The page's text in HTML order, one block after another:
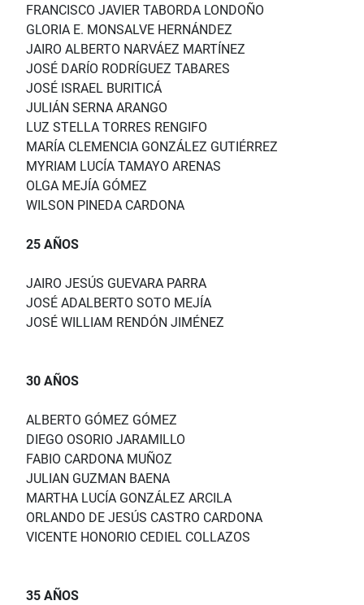
FRANCISCO JAVIER TABORDA LONDOÑO
GLORIA E. MONSALVE HERNÁNDEZ
JAIRO ALBERTO NARVÁEZ MARTÍNEZ
JOSÉ DARÍO RODRÍGUEZ TABARES
JOSÉ ISRAEL BURITICÁ
JULIÁN SERNA ARANGO
LUZ STELLA TORRES RENGIFO
MARÍA CLEMENCIA GONZÁLEZ GUTIÉRREZ
MYRIAM LUCÍA TAMAYO ARENAS
OLGA MEJÍA GÓMEZ
WILSON PINEDA CARDONA
25 AÑOS
JAIRO JESÚS GUEVARA PARRA
JOSÉ ADALBERTO SOTO MEJÍA
JOSÉ WILLIAM RENDÓN JIMÉNEZ
30 AÑOS
ALBERTO GÓMEZ GÓMEZ
DIEGO OSORIO JARAMILLO
FABIO CARDONA MUÑOZ
JULIAN GUZMAN BAENA
MARTHA LUCÍA GONZÁLEZ ARCILA
ORLANDO DE JESÚS CASTRO CARDONA
VICENTE HONORIO CEDIEL COLLAZOS
35 AÑOS